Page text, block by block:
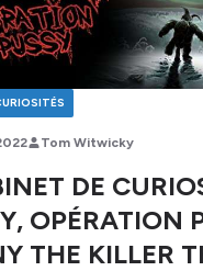
Tom Witwicky
DE
OPÉRATION
THE KILLER